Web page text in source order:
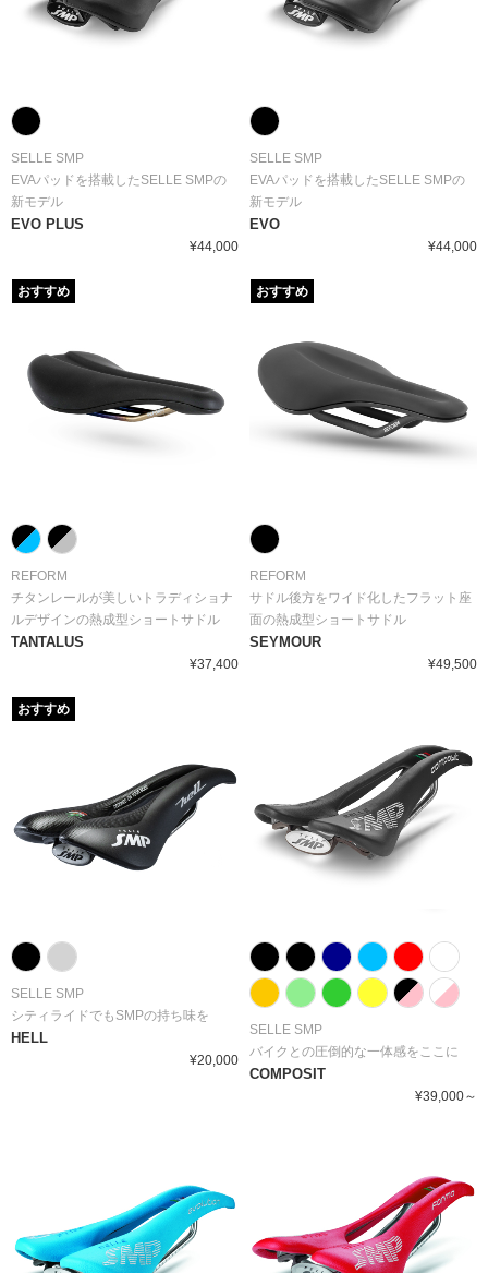
SELLE SMP
EVAパッドを搭載したSELLE SMPの
新モデル
EVO PLUS
¥44,000
SELLE SMP
EVAパッドを搭載したSELLE SMPの
新モデル
EVO
¥44,000
REFORM
チタンレールが美しいトラディショナ
ルデザインの熱成型ショートサドル
TANTALUS
¥37,400
おすすめ
REFORM
サドル後方をワイド化したフラット座
面の熱成型ショートサドル
SEYMOUR
¥49,500
おすすめ
SELLE SMP
シティライドでもSMPの持ち味を
HELL
¥20,000
おすすめ
SELLE SMP
バイクとの圧倒的な一体感をここに
COMPOSIT
¥39,000～